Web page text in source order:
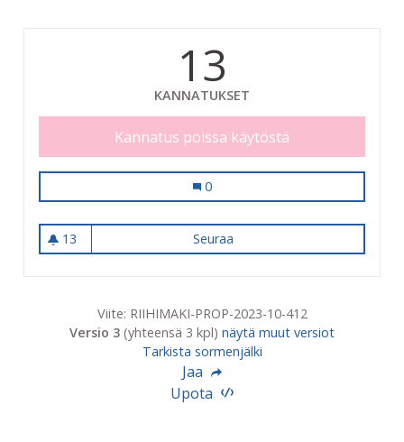
13
KANNATUKSET
Kannatus poissa käytöstä
Tien ylityksistä esteentöntä
0
13
13 seuraajaa
Seuraa
Viite: RIIHIMAKI-PROP-2023-10-412
Versio 3 (yhteensä 3 kpl) näytä muut versiot
Tarkista sormenjälki
Jaa
Upota